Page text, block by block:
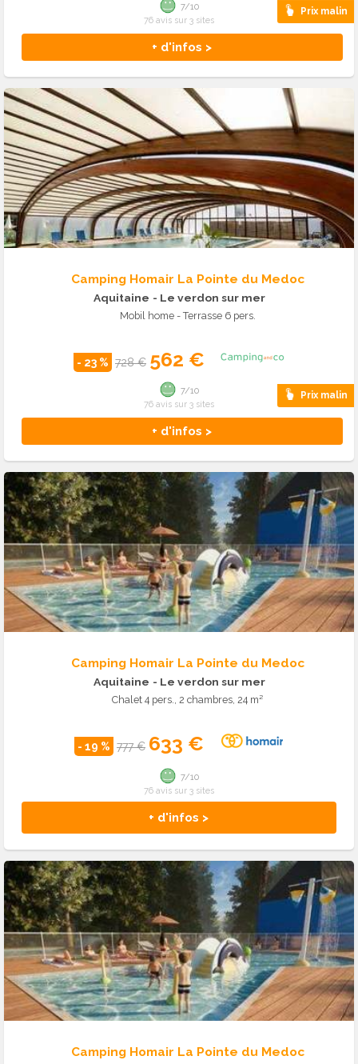
Prix malin
+ d'infos >
7/10
76 avis sur 3 sites
Camping Homair La Pointe du Medoc
Aquitaine - Le verdon sur mer
Mobil home - Terrasse 6 pers.
- 23 % 728 € 562 €
Prix malin
+ d'infos >
7/10
76 avis sur 3 sites
Camping Homair La Pointe du Medoc
Aquitaine - Le verdon sur mer
Chalet 4 pers., 2 chambres, 24 m²
- 19 % 777 € 633 €
+ d'infos >
7/10
76 avis sur 3 sites
Camping Homair La Pointe du Medoc